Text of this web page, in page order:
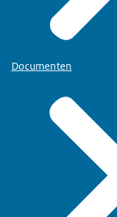
Documenten